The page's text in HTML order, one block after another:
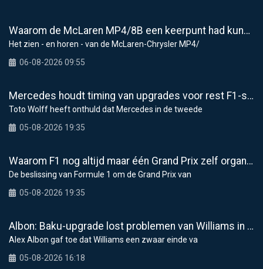
Waarom de McLaren MP4/8B een keerpunt had kunnen zijn voor de F1
Het zien - en horen - van de McLaren-Chrysler MP4/
06-08-2026 09:55
Mercedes houdt timing van upgrades voor rest F1-seizoen 2026 nauwlettend in de gaten
Toto Wolff heeft onthuld dat Mercedes in de tweede
05-08-2026 19:35
Waarom F1 nog altijd maar één Grand Prix zelf organiseert
De beslissing van Formule 1 om de Grand Prix van
05-08-2026 19:35
Albon: Baku-upgrade lost problemen van Williams in F1 2026 niet op
Alex Albon gaf toe dat Williams een zwaar einde va
05-08-2026 16:18